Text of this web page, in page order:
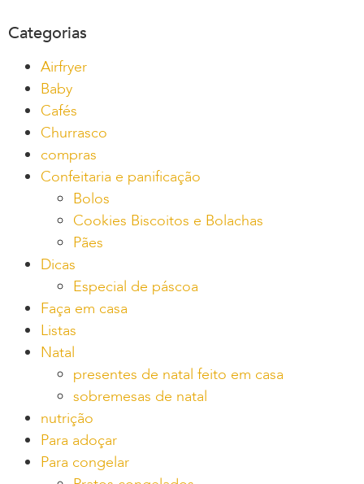
Categorias
Airfryer
Baby
Cafés
Churrasco
compras
Confeitaria e panificação
Bolos
Cookies Biscoitos e Bolachas
Pães
Dicas
Especial de páscoa
Faça em casa
Listas
Natal
presentes de natal feito em casa
sobremesas de natal
nutrição
Para adoçar
Para congelar